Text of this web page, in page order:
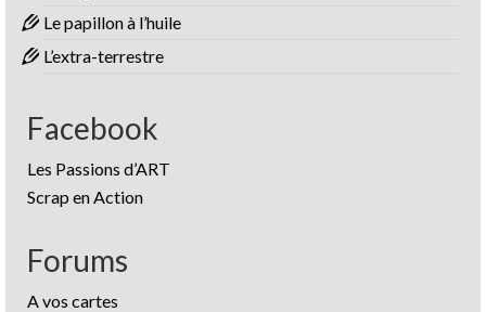
Le papillon à l’huile
L’extra-terrestre
Facebook
Les Passions d’ART
Scrap en Action
Forums
A vos cartes